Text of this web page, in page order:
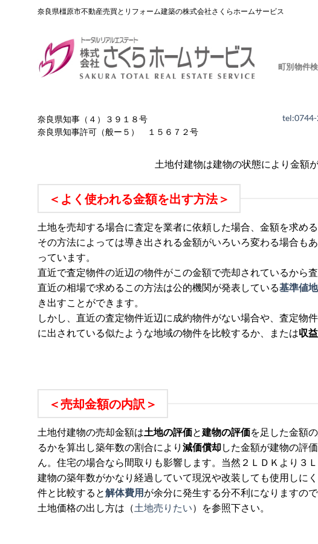
奈良県橿原市不動産売買とリフォーム建築の株式会社さくらホームサービス
町別物件
奈良県知事（４）３９１８号
奈良県知事許可（般ー５） １５６７２号
土地付建物は建物の状態により金額
＜よく使われる金額を出す方法＞
土地を売却する場合に査定を業者に依頼した場合、金額を求め
その方法によっては導き出される金額がいろいろ変わる場合も
っています。
直近で査定物件の近辺の物件がこの金額で売却されているから
直近の相場で求めるこの方法は公的機関が発表している基準値
き出すことができます。
しかし、直近の査定物件近辺に成約物件がない場合や、査定物
に出されている似たような地域の物件を比較するか、または収
＜売却金額の内訳＞
土地付建物の売却金額は土地の評価と建物の評価を足した金額
るかを算出し築年数の割合により 減価償却した金額が建物の評
ん。住宅の場合なら間取りも影響します。当然２ＬＤＫより３
建物の築年数がかなり経過していて現況や改装しても使用しに
件と比較すると解体費用が余分に発生する分不利になりますの
土地価格の出し方は（土地売りたい）を参照下さい。